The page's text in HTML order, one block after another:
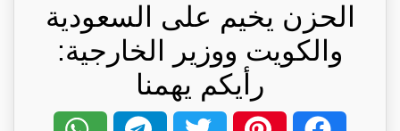
الحزن يخيم على السعودية
والكويت ووزير الخارجية:
رأيكم يهمنا